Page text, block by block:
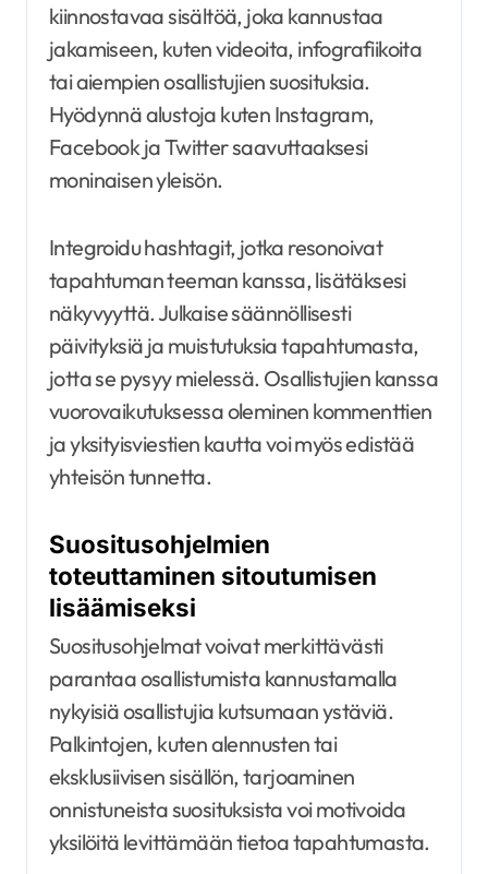
kiinnostavaa sisältöä, joka kannustaa
jakamiseen, kuten videoita, infografiikoita
tai aiempien osallistujien suosituksia.
Hyödynnä alustoja kuten Instagram,
Facebook ja Twitter saavuttaaksesi
moninaisen yleisön.
Integroidu hashtagit, jotka resonoivat
tapahtuman teeman kanssa, lisätäksesi
näkyvyyttä. Julkaise säännöllisesti
päivityksiä ja muistutuksia tapahtumasta,
jotta se pysyy mielessä. Osallistujien kanssa
vuorovaikutuksessa oleminen kommenttien
ja yksityisviestien kautta voi myös edistää
yhteisön tunnetta.
Suositusohjelmien
toteuttaminen sitoutumisen
lisäämiseksi
Suositusohjelmat voivat merkittävästi
parantaa osallistumista kannustamalla
nykyisiä osallistujia kutsumaan ystäviä.
Palkintojen, kuten alennusten tai
eksklusiivisen sisällön, tarjoaminen
onnistuneista suosituksista voi motivoida
yksilöitä levittämään tietoa tapahtumasta.